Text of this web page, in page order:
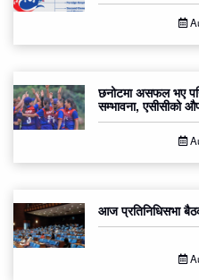
छनोटमा असफल भए
सम्भावना, एसीसीको
आज प्रतिनिधिसभा